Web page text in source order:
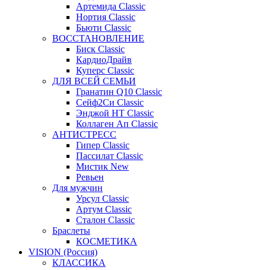
Артемида Classic
Нортия Classic
Бьюти Classic
ВОССТАНОВЛЕНИЕ
Биск Classic
КардиоДрайв
Куперс Classic
ДЛЯ ВСЕЙ СЕМЬИ
Гранатин Q10 Classic
Сейф2Си Classic
Энджой НТ Classic
Коллаген Ап Classic
АНТИСТРЕСС
Гипер Classic
Пассилат Classic
Мистик New
Ревьен
Для мужчин
Урсул Classic
Артум Classic
Сталон Classic
Браслеты
КОСМЕТИКА
VISION (Россия)
КЛАССИКА